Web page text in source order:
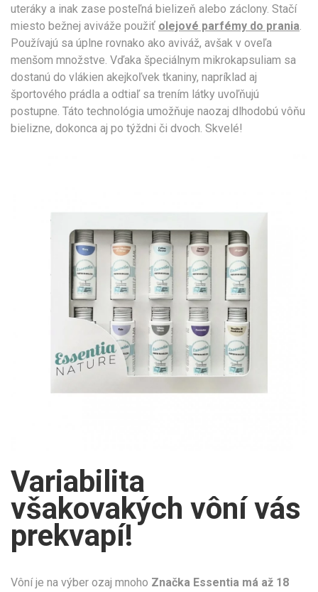
uteráky a inak zase posteľná bielizeň alebo záclony. Stačí
miesto bežnej aviváže použiť olejové parfémy do prania.
Používajú sa úplne rovnako ako aviváž, avšak v oveľa
menšom množstve. Vďaka špeciálnym mikrokapsuliam sa
dostanú do vlákien akejkoľvek tkaniny, napríklad aj
športového prádla a odtiaľ sa trením látky uvoľňujú
postupne. Táto technológia umožňuje naozaj dlhodobú vôňu
bielizne, dokonca aj po týždni či dvoch. Skvelé!
Variabilita
všakovakých vôní vás
prekvapí!
Vôní je na výber ozaj mnoho Značka Essentia má až 18